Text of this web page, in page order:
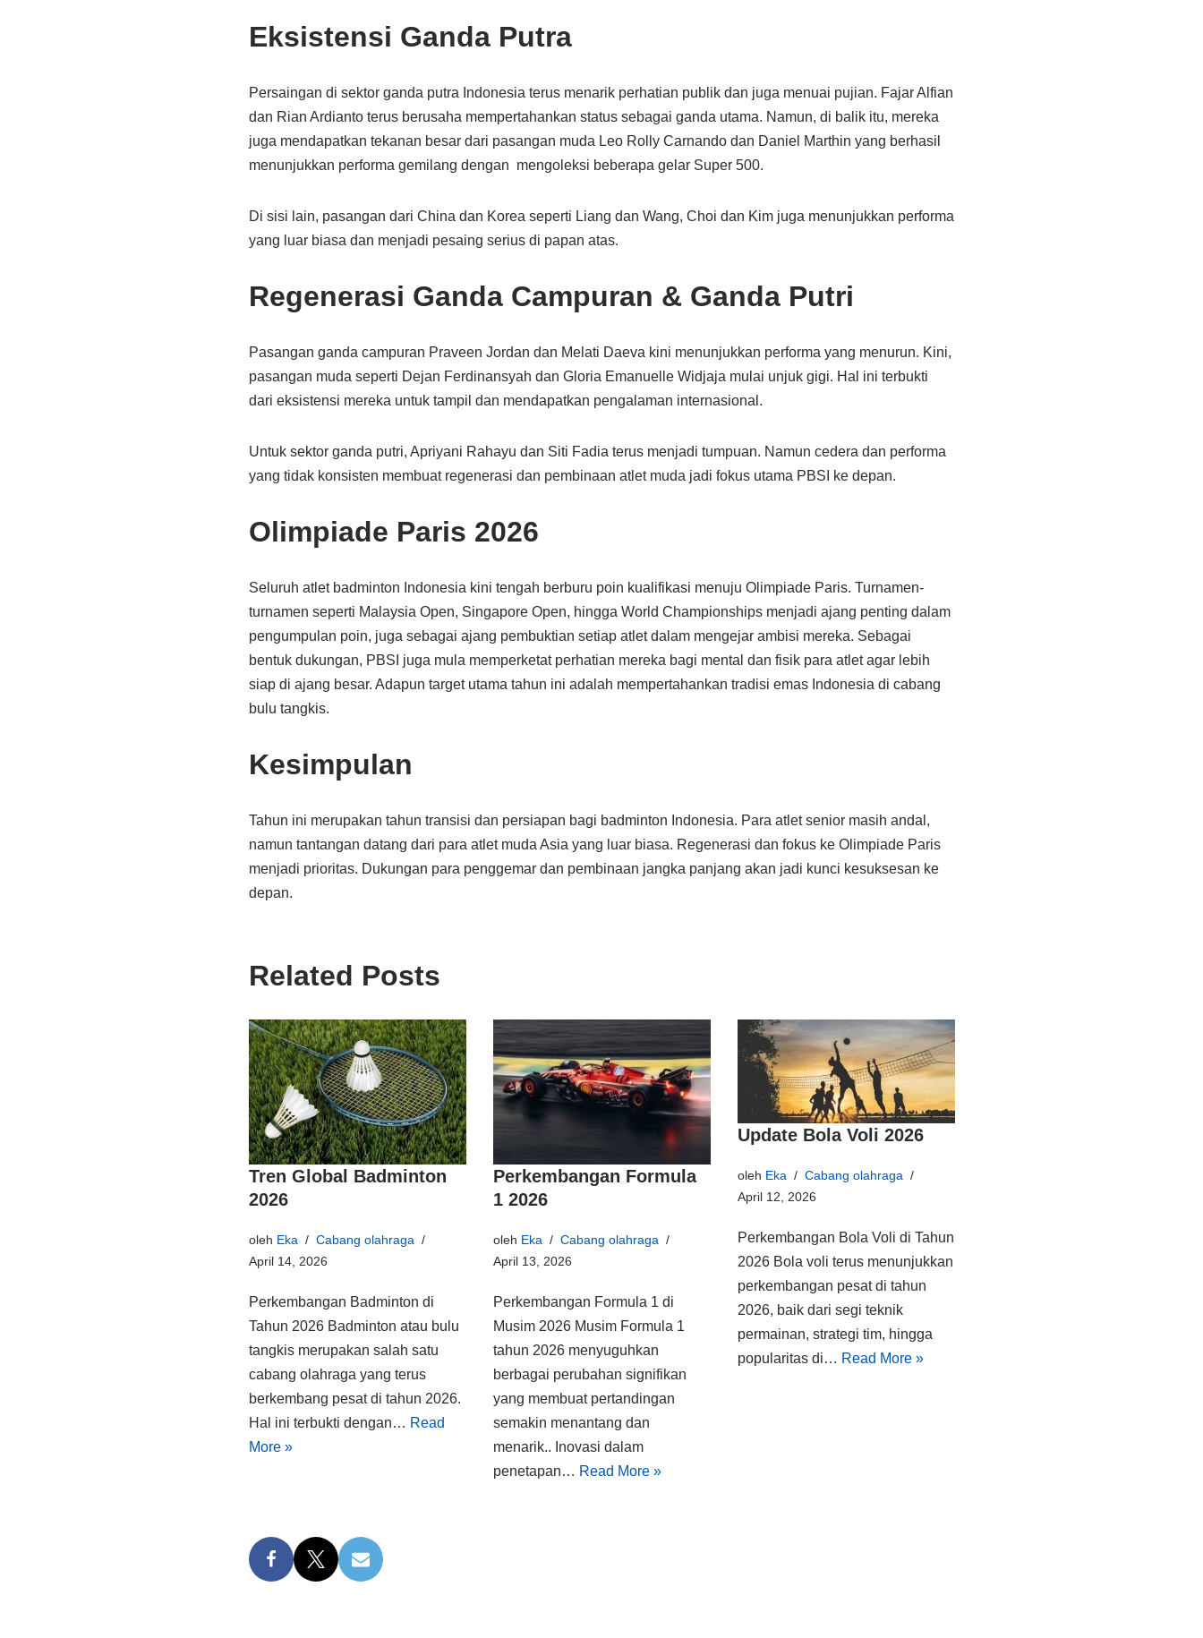
Eksistensi Ganda Putra
Persaingan di sektor ganda putra Indonesia terus menarik perhatian publik dan juga menuai pujian. Fajar Alfian
dan Rian Ardianto terus berusaha mempertahankan status sebagai ganda utama. Namun, di balik itu, mereka
juga mendapatkan tekanan besar dari pasangan muda Leo Rolly Carnando dan Daniel Marthin yang berhasil
menunjukkan performa gemilang dengan mengoleksi beberapa gelar Super 500.
Di sisi lain, pasangan dari China dan Korea seperti Liang dan Wang, Choi dan Kim juga menunjukkan performa
yang luar biasa dan menjadi pesaing serius di papan atas.
Regenerasi Ganda Campuran & Ganda Putri
Pasangan ganda campuran Praveen Jordan dan Melati Daeva kini menunjukkan performa yang menurun. Kini,
pasangan muda seperti Dejan Ferdinansyah dan Gloria Emanuelle Widjaja mulai unjuk gigi. Hal ini terbukti
dari eksistensi mereka untuk tampil dan mendapatkan pengalaman internasional.
Untuk sektor ganda putri, Apriyani Rahayu dan Siti Fadia terus menjadi tumpuan. Namun cedera dan performa
yang tidak konsisten membuat regenerasi dan pembinaan atlet muda jadi fokus utama PBSI ke depan.
Olimpiade Paris 2026
Seluruh atlet badminton Indonesia kini tengah berburu poin kualifikasi menuju Olimpiade Paris. Turnamen-
turnamen seperti Malaysia Open, Singapore Open, hingga World Championships menjadi ajang penting dalam
pengumpulan poin, juga sebagai ajang pembuktian setiap atlet dalam mengejar ambisi mereka. Sebagai
bentuk dukungan, PBSI juga mula memperketat perhatian mereka bagi mental dan fisik para atlet agar lebih
siap di ajang besar. Adapun target utama tahun ini adalah mempertahankan tradisi emas Indonesia di cabang
bulu tangkis.
Kesimpulan
Tahun ini merupakan tahun transisi dan persiapan bagi badminton Indonesia. Para atlet senior masih andal,
namun tantangan datang dari para atlet muda Asia yang luar biasa. Regenerasi dan fokus ke Olimpiade Paris
menjadi prioritas. Dukungan para penggemar dan pembinaan jangka panjang akan jadi kunci kesuksesan ke
depan.
Related Posts
Tren Global Badminton
2026
oleh Eka
Cabang olahraga
April 14, 2026
Perkembangan Badminton di
Tahun 2026 Badminton atau bulu
tangkis merupakan salah satu
cabang olahraga yang terus
berkembang pesat di tahun 2026.
Hal ini terbukti dengan… Read
More »
Perkembangan Formula
1 2026
oleh Eka
Cabang olahraga
April 13, 2026
Perkembangan Formula 1 di
Musim 2026 Musim Formula 1
tahun 2026 menyuguhkan
berbagai perubahan signifikan
yang membuat pertandingan
semakin menantang dan
menarik.. Inovasi dalam
penetapan… Read More »
Update Bola Voli 2026
oleh Eka
Cabang olahraga
April 12, 2026
Perkembangan Bola Voli di Tahun
2026 Bola voli terus menunjukkan
perkembangan pesat di tahun
2026, baik dari segi teknik
permainan, strategi tim, hingga
popularitas di… Read More »